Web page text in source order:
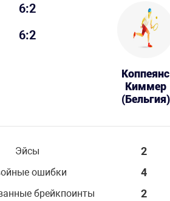
6:2
6:2
Коппеянс
Киммер
(Бельгия)
Эйсы
2
ошибки
4
брейкпоинты
2